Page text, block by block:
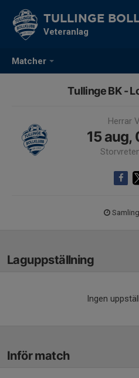
Matcher
TULLINGE
Veteranlag
Tullinge BK -
Herrar
15
Laguppställning
Ingen
Inför match